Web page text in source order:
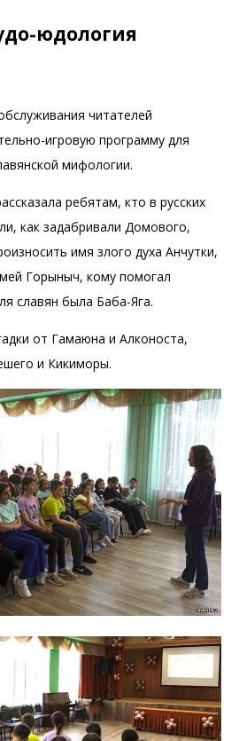
юдология
читателей
игровую программу для
мифологии.
ребятам, кто в русских
как задабривали Домового,
имя злого духа Анчутки,
Горыныч, кому помогал
славян была Баба-Яга.
от Гамаюна и Алконоста,
и Кикиморы.